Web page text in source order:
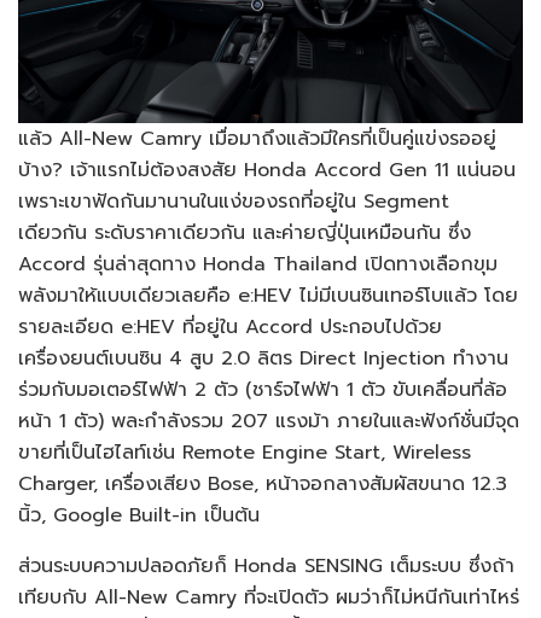
แล้ว All-New Camry เมื่อมาถึงแล้วมีใครที่เป็นคู่แข่งรออยู่
บ้าง? เจ้าแรกไม่ต้องสงสัย Honda Accord Gen 11 แน่นอน
เพราะเขาฟัดกันมานานในแง่ของรถที่อยู่ใน Segment
เดียวกัน ระดับราคาเดียวกัน และค่ายญี่ปุ่นเหมือนกัน ซึ่ง
Accord รุ่นล่าสุดทาง Honda Thailand เปิดทางเลือกขุม
พลังมาให้แบบเดียวเลยคือ e:HEV ไม่มีเบนซินเทอร์โบแล้ว โดย
รายละเอียด e:HEV ที่อยู่ใน Accord ประกอบไปด้วย
เครื่องยนต์เบนซิน 4 สูบ 2.0 ลิตร Direct Injection ทำงาน
ร่วมกับมอเตอร์ไฟฟ้า 2 ตัว (ชาร์จไฟฟ้า 1 ตัว ขับเคลื่อนที่ล้อ
หน้า 1 ตัว) พละกำลังรวม 207 แรงม้า ภายในและฟังก์ชั่นมีจุด
ขายที่เป็นไฮไลท์เช่น Remote Engine Start, Wireless
Charger, เครื่องเสียง Bose, หน้าจอกลางสัมผัสขนาด 12.3
นิ้ว, Google Built-in เป็นต้น
ส่วนระบบความปลอดภัยก็ Honda SENSING เต็มระบบ ซึ่งถ้า
เทียบกับ All-New Camry ที่จะเปิดตัว ผมว่าก็ไม่หนีกันเท่าไหร่